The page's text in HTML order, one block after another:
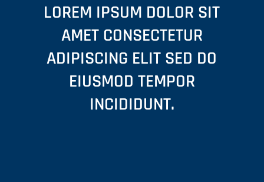
LOREM IPSUM DOLOR SIT
AMET CONSECTETUR
ADIPISCING ELIT SED DO
EIUSMOD TEMPOR
INCIDIDUNT.